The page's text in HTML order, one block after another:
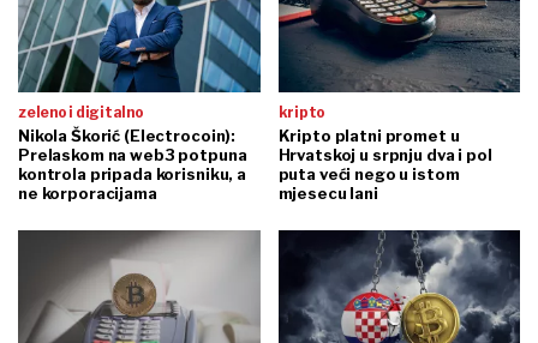
zeleno i digitalno
Nikola Škorić (Electrocoin):
Prelaskom na web3 potpuna
kontrola pripada korisniku, a
ne korporacijama
kripto
Kripto platni promet u
Hrvatskoj u srpnju dva i pol
puta veći nego u istom
mjesecu lani